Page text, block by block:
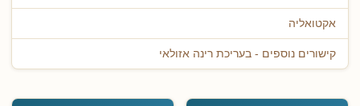
אקטואליה
קישורים נוספים - בעריכת רינה אזולאי